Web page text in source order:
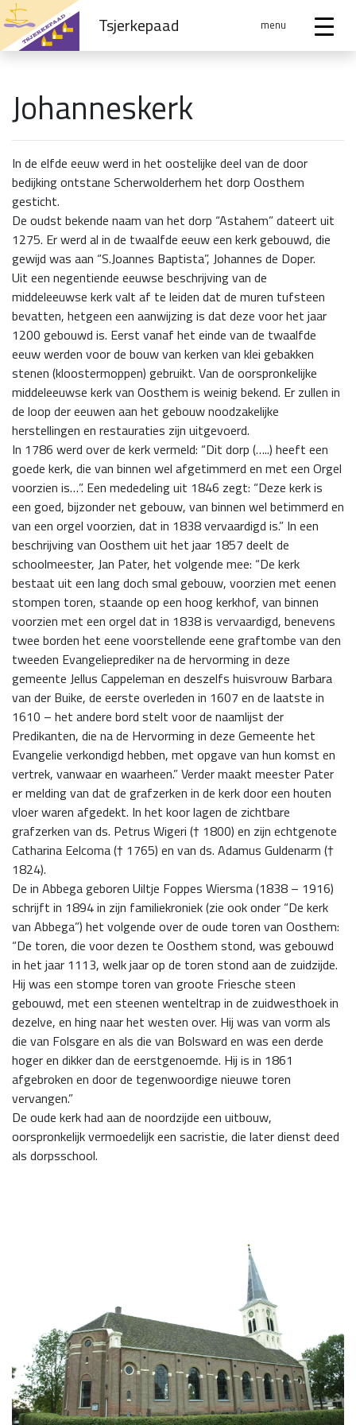
Tsjerkepaad menu
Johanneskerk
In de elfde eeuw werd in het oostelijke deel van de door
bedijking ontstane Scherwolderhem het dorp Oosthem
gesticht.
De oudst bekende naam van het dorp “Astahem” dateert uit
1275. Er werd al in de twaalfde eeuw een kerk gebouwd, die
gewijd was aan “S.Joannes Baptista”, Johannes de Doper.
Uit een negentiende eeuwse beschrijving van de
middeleeuwse kerk valt af te leiden dat de muren tufsteen
bevatten, hetgeen een aanwijzing is dat deze voor het jaar
1200 gebouwd is. Eerst vanaf het einde van de twaalfde
eeuw werden voor de bouw van kerken van klei gebakken
stenen (kloostermoppen) gebruikt. Van de oorspronkelijke
middeleeuwse kerk van Oosthem is weinig bekend. Er zullen in
de loop der eeuwen aan het gebouw noodzakelijke
herstellingen en restauraties zijn uitgevoerd.
In 1786 werd over de kerk vermeld: “Dit dorp (…..) heeft een
goede kerk, die van binnen wel afgetimmerd en met een Orgel
voorzien is…”. Een mededeling uit 1846 zegt: “Deze kerk is
een goed, bijzonder net gebouw, van binnen wel betimmerd en
van een orgel voorzien, dat in 1838 vervaardigd is.” In een
beschrijving van Oosthem uit het jaar 1857 deelt de
schoolmeester, Jan Pater, het volgende mee: “De kerk
bestaat uit een lang doch smal gebouw, voorzien met eenen
stompen toren, staande op een hoog kerkhof, van binnen
voorzien met een orgel dat in 1838 is vervaardigd, benevens
twee borden het eene voorstellende eene graftombe van den
tweeden Evangelieprediker na de hervorming in deze
gemeente Jellus Cappeleman en deszelfs huisvrouw Barbara
van der Buike, de eerste overleden in 1607 en de laatste in
1610 – het andere bord stelt voor de naamlijst der
Predikanten, die na de Hervorming in deze Gemeente het
Evangelie verkondigd hebben, met opgave van hun komst en
vertrek, vanwaar en waarheen.” Verder maakt meester Pater
er melding van dat de grafzerken in de kerk door een houten
vloer waren afgedekt. In het koor lagen de zichtbare
grafzerken van ds. Petrus Wigeri († 1800) en zijn echtgenote
Catharina Eelcoma († 1765) en van ds. Adamus Guldenarm (†
1824).
De in Abbega geboren Uiltje Foppes Wiersma (1838 – 1916)
schrijft in 1894 in zijn familiekroniek (zie ook onder “De kerk
van Abbega”) het volgende over de oude toren van Oosthem:
“De toren, die voor dezen te Oosthem stond, was gebouwd
in het jaar 1113, welk jaar op de toren stond aan de zuidzijde.
Hij was een stompe toren van groote Friesche steen
gebouwd, met een steenen wenteltrap in de zuidwesthoek in
dezelve, en hing naar het westen over. Hij was van vorm als
die van Folsgare en als die van Bolsward en was een derde
hoger en dikker dan de eerstgenoemde. Hij is in 1861
afgebroken en door de tegenwoordige nieuwe toren
vervangen.”
De oude kerk had aan de noordzijde een uitbouw,
oorspronkelijk vermoedelijk een sacristie, die later dienst deed
als dorpsschool.